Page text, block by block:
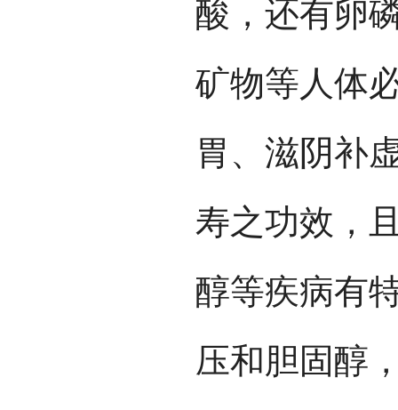
酸，还有卵
矿物等人体
胃、滋阴补
寿之功效，
醇等疾病有
压和胆固醇